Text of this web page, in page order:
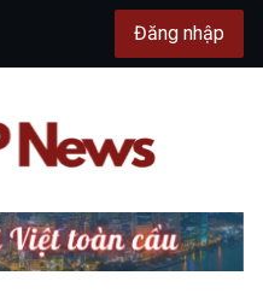
Đăng nhập